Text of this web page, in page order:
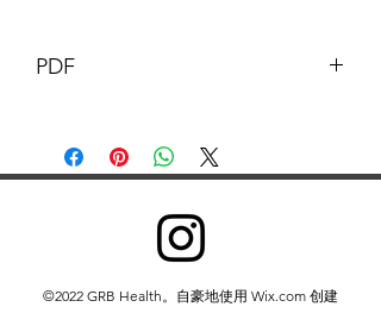
PDF
GB Pharmacy 2021 所有。保留所有权
利。
发或复制部分或全部内容：
您可以打印或下载到本地硬盘摘录，
您可以将内容复制给个人第三方供其
©2022 GRB Health。自豪地使用 Wix.com 创建